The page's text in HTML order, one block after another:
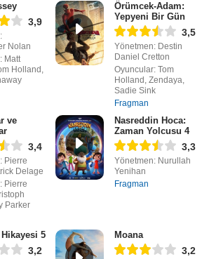
3,9
Nolan
Matt
Holland,
Örümcek-Adam:
Yepyeni Bir Gün
3,5
Yönetmen: Destin
Daniel Cretton
Oyuncular: Tom
Holland, Zendaya,
Sadie Sink
Fragman
ve
3,4
Pierre
Delage
Pierre
Parker
Nasreddin Hoca:
Zaman Yolcusu 4
3,3
Yönetmen: Nurullah
Yenihan
Fragman
5
3,2
Moana
3,2